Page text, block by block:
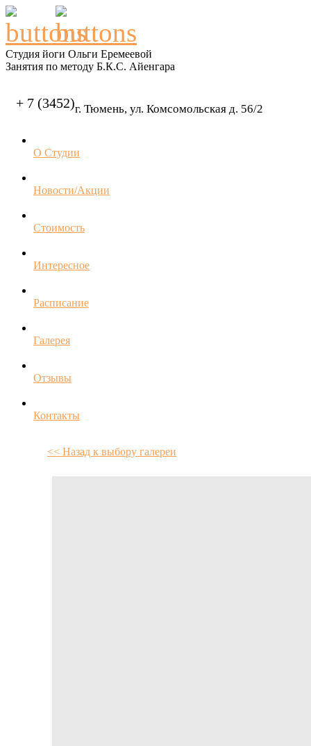
Студия йоги Ольги Еремеевой
Занятия по методу Б.К.С. Айенгара
+ 7 (3452)г. Тюмень, ул. Комсомольская д. 56/2
О Студии
Новости/Акции
Стоимость
Интересное
Расписание
Галерея
Отзывы
Контакты
<< Назад к выбору галереи